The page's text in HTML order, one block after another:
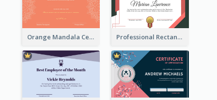
Orange Mandala Certificate Of Completion Professional Rectangular Border Certificate Design Ideas